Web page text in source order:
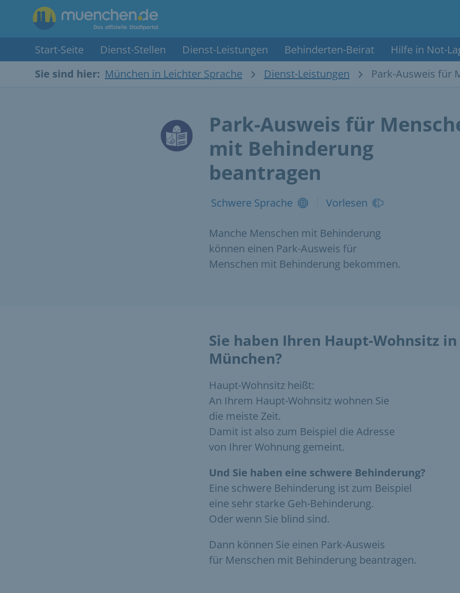
Start-Seite Dienst-Stellen Dienst-Leistungen Behinderten-Beirat
Hilfe in Not-
Sie sind hier: München in Leichter Sprache Dienst-Leistungen Park-Ausweis für
Park-Ausweis für
mit Behinderung
beantragen
Schwere Sprache Vorlesen
Manche Menschen mit Behinderung
können einen Park-Ausweis für
Menschen mit Behinderung bekommen.
Sie haben Ihren Haupt­-Wohn­sitz in
München?
Haupt-Wohnsitz heißt:
An Ihrem Haupt-Wohn­sitz wohnen Sie
die meiste Zeit.
Damit ist also zum Beispiel die Adresse
von Ihrer Wohnung gemeint.
Und Sie haben eine schwere Behinderung?
Eine schwere Behinderung ist zum Beispiel
eine sehr starke Geh-Behinderung.
Oder wenn Sie blind sind.
Dann können Sie einen Park-Ausweis
für Menschen mit Behinderung beantragen.